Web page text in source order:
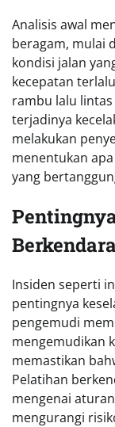
Analisis awal
beragam, mulai
kondisi jalan
kecepatan
rambu lalu
terjadinya
melakukan
menentukan
yang
Berkendara
Insiden seperti
pentingnya
pengemudi
mengemudikan
memastikan
Pelatihan
mengenai
mengurangi